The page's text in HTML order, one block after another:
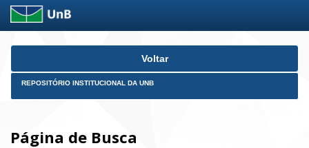
Skip
Voltar
REPOSITÓRIO INSTITUCIONAL DA UNB
Página de Busca